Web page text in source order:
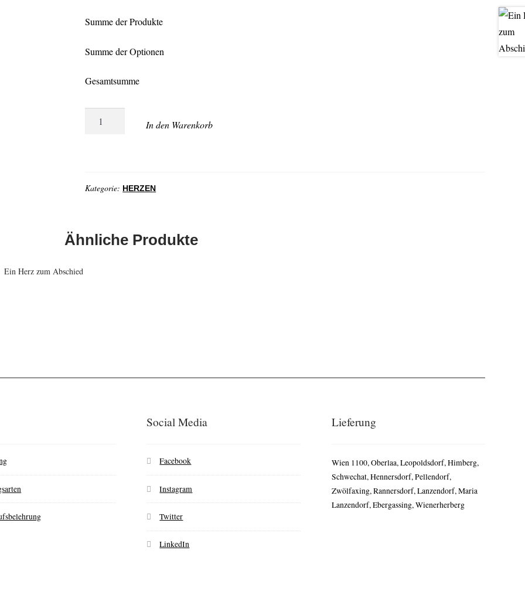
Summe der Produkte
Summe der Optionen
Gesamtsumme
Legeherz
In den Warenkorb
Kategorie: HERZEN
Ähnliche Produkte
Social Media
Facebook
Instagram
Twitter
LinkedIn
Lieferung
Wien 1100, Oberlaa, Leopoldsdorf, Himberg,
Schwechat, Hennersdorf, Pellendorf,
Zwölfaxing, Rannersdorf, Lanzendorf, Maria
Lanzendorf, Ebergassing, Wienerherberg